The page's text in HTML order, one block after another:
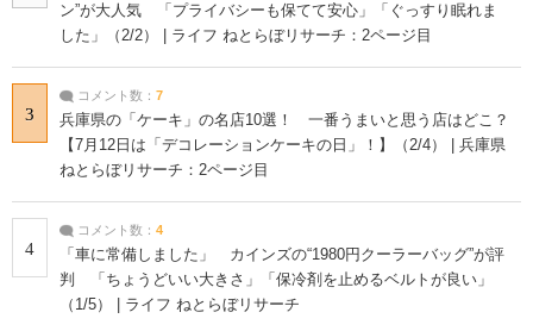
ン”が大人気 「プライバシーも保てて安心」「ぐっすり眠れま
した」（2/2） | ライフ ねとらぼリサーチ：2ページ目
3
コメント数： 7
兵庫県の「ケーキ」の名店10選！ 一番うまいと思う店はどこ？
【7月12日は「デコレーションケーキの日」！】（2/4） | 兵庫県
ねとらぼリサーチ：2ページ目
4
コメント数： 4
「車に常備しました」 カインズの“1980円クーラーバッグ”が評
判 「ちょうどいい大きさ」「保冷剤を止めるベルトが良い」
（1/5） | ライフ ねとらぼリサーチ